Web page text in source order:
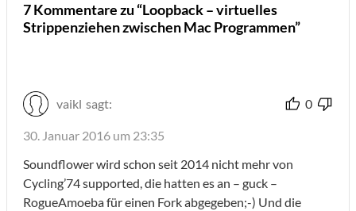
7 Kommentare zu “Loopback – virtuelles
Strippenziehen zwischen Mac Programmen”
vaikl sagt: 0
30. Januar 2016 um 23:35
Soundflower wird schon seit 2014 nicht mehr von
Cycling’74 supported, die hatten es an – guck –
RogueAmoeba für einen Fork abgegeben;-) Und die